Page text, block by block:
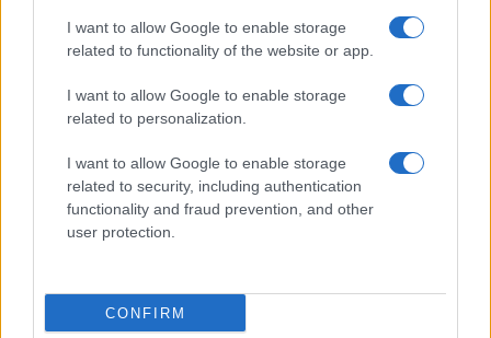
I want to allow Google to enable storage
related to functionality of the website or app.
I want to allow Google to enable storage
related to personalization.
I want to allow Google to enable storage
related to security, including authentication
functionality and fraud prevention, and other
user protection.
CONFIRM
ΦΙΛΟΣΟΦΙΑΣ 250 240
ΧΗΜΕΙΑΣ 221 221
Ειδήσεις σήμερα
προϋποθέσεις